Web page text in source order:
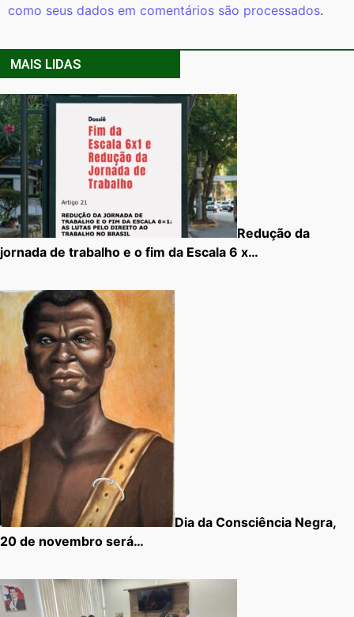
como seus dados em comentários são processados.
MAIS LIDAS
Redução da
jornada de trabalho e o fim da Escala 6 x…
Dia da Consciência Negra,
20 de novembro será…